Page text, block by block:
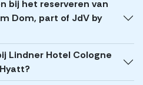
bij het reserveren van
Dom, part of JdV by
Lindner Hotel Cologne